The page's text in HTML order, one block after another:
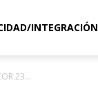
INTEGRACIÓN
23...